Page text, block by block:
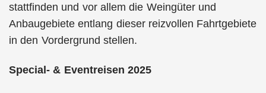
stattfinden und vor allem die Weingüter und
Anbaugebiete entlang dieser reizvollen Fahrtgebiete
in den Vordergrund stellen.
Special- & Eventreisen 2025